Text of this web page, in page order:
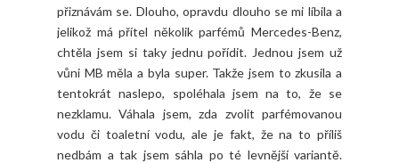
přiznávám se. Dlouho, opravdu dlouho se mi líbila a
jelikož má přítel několik parfémů Mercedes-Benz,
chtěla jsem si taky jednu pořídit. Jednou jsem už
vůni MB měla a byla super. Takže jsem to zkusila a
tentokrát naslepo, spoléhala jsem na to, že se
nezklamu. Váhala jsem, zda zvolit parfémovanou
vodu či toaletní vodu, ale je fakt, že na to příliš
nedbám a tak jsem sáhla po té levnější variantě.